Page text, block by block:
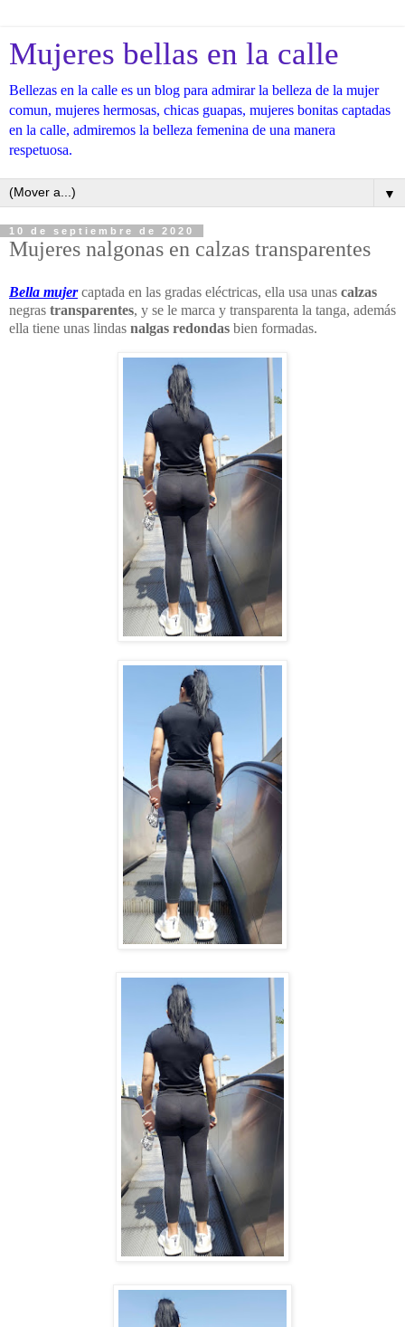
Mujeres bellas en la calle
Bellezas en la calle es un blog para admirar la belleza de la mujer
comun, mujeres hermosas, chicas guapas, mujeres bonitas captadas
en la calle, admiremos la belleza femenina de una manera
respetuosa.
▼
10 de septiembre de 2020
Mujeres nalgonas en calzas transparentes
Bella mujercaptada en las gradas eléctricas, ella usa unas calzas
negras transparentes, y se le marca y transparenta la tanga, además
ella tiene unas lindas nalgas redondas bien formadas.